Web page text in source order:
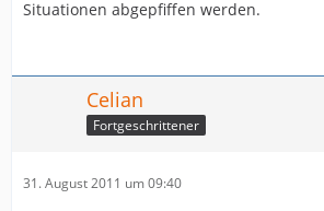
Situationen abgepfiffen werden.
Celian
Fortgeschrittener
31. August 2011 um 09:40